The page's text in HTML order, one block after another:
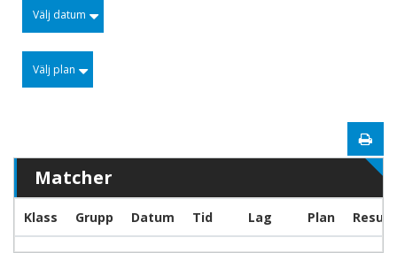
Välj datum
Välj plan
Matcher
Klass Grupp Datum Tid Lag Plan